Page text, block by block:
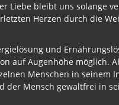
Liebe bleibt uns solange
Herzen durch die
und
auf Augenhöhe möglich.
Menschen in seinem
der Mensch gewaltfrei in